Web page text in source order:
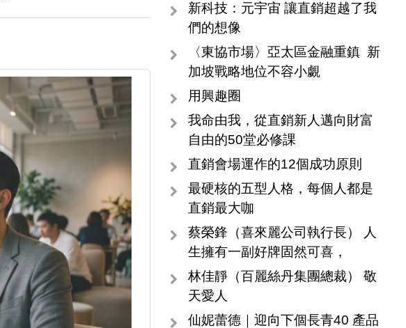
新科技：元宇宙 讓直銷超越了我
們的想像
〈東協市場〉亞太區金融重鎮 新
加坡戰略地位不容小覷
用興趣圈
我命由我，從直銷新人邁向財富
自由的50堂必修課
直銷會場運作的12個成功原則
最硬核的五型人格，每個人都是
直銷最大咖
蔡榮鋒（喜來麗公司執行長） 人
生擁有一副好牌固然可喜，
林佳靜（百麗絲丹集團總裁） 敬
天愛人
仙妮蕾德｜迎向下個長青40 產品